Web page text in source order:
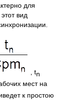
для
вид
, tn
мест на
к простою